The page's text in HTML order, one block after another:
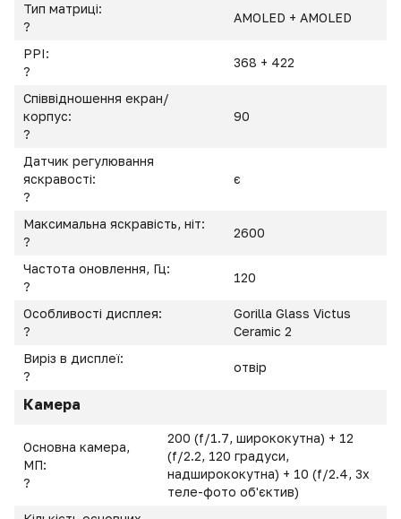
Тип матриці:
?
AMOLED + AMOLED
PPI:
?
368 + 422
Співвідношення екран/
корпус:
?
90
Датчик регулювання
яскравості:
?
є
Максимальна яскравість, ніт:
?
2600
Частота оновлення, Гц:
?
120
Особливості дисплея:
?
Gorilla Glass Victus
Ceramic 2
Виріз в дисплеї:
?
отвір
Камера
Основна камера,
МП:
?
200 (f/1.7, ширококутна) + 12
(f/2.2, 120 градуси,
надширококутна) + 10 (f/2.4, 3x
теле-фото об'єктив)